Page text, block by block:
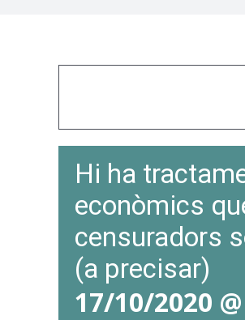
Hi ha
econòmics
censuradors
(a precisar)
17/10/2020